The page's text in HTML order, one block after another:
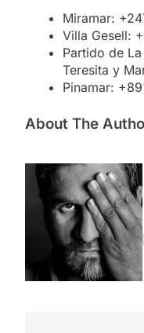
Miramar:
Villa Gesell:
Partido de
Teresita y
Pinamar:
About The